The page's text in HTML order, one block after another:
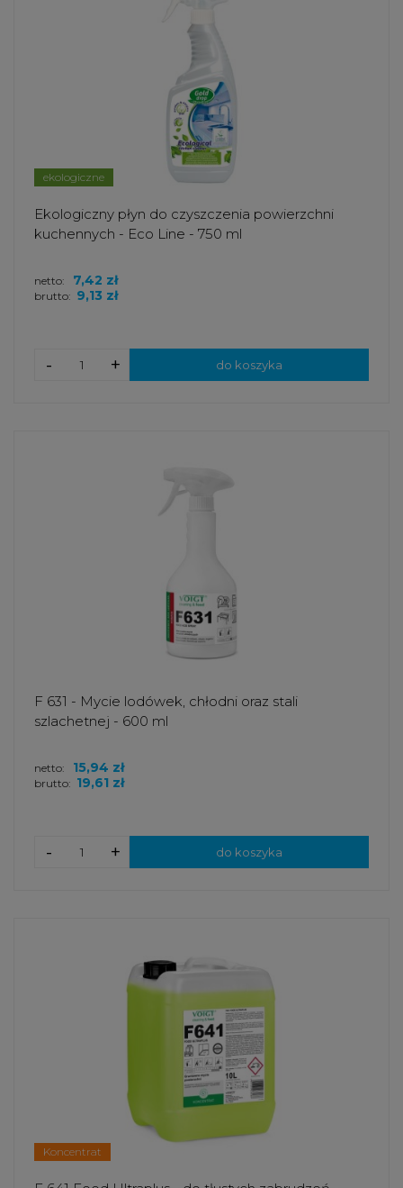
ekologiczne
Ekologiczny płyn do czyszczenia powierzchni
kuchennych - Eco Line - 750 ml
brutto: 9,13 zł
netto: 7,42 zł
+
- do koszyka
F 631 - Mycie lodówek, chłodni oraz stali
szlachetnej - 600 ml
brutto: 19,61 zł
netto: 15,94 zł
+
- do koszyka
Koncentrat